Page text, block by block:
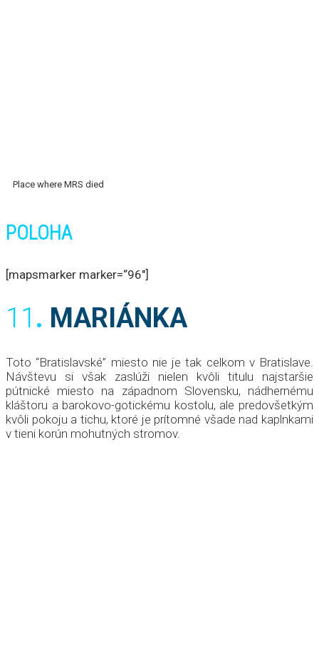
Place where MRS died
POLOHA
[mapsmarker marker=“96″]
11 . MARIÁNKA
Toto “Bratislavské” miesto nie je tak celkom v Bratislave.
Návštevu si však zaslúži nielen kvôli titulu najstaršie
pútnické miesto na západnom Slovensku, nádhernému
kláštoru a barokovo-gotickému kostolu, ale predovšetkým
kvôli pokoju a tichu, ktoré je prítomné všade nad kaplnkami
v tieni korún mohutných stromov.